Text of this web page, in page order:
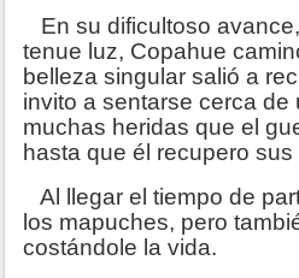
En su dificultoso
tenue luz, Copahue
belleza singular salió a
invito a sentarse cerca
muchas heridas que el
hasta que él recupero sus
Al llegar el tiempo de
los mapuches, pero
costándole la vida.